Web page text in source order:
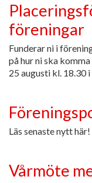
föreningar
Funderar ni i
på hur ni ska
25 augusti kl. 18.30
Läs senaste nytt här!
Vårmöte